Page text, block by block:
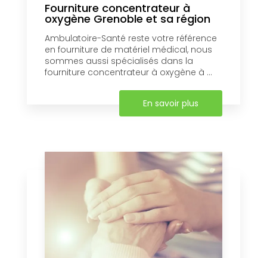
Fourniture concentrateur à
oxygène Grenoble et sa région
Ambulatoire-Santé reste votre référence
en fourniture de matériel médical, nous
sommes aussi spécialisés dans la
fourniture concentrateur à oxygène à ...
En savoir plus